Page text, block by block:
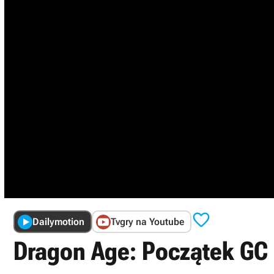
Dailymotion Tvgry na Youtube 
Dragon Age: Początek